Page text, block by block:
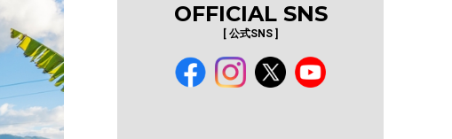
OFFICIAL SNS
[ 公式SNS ]